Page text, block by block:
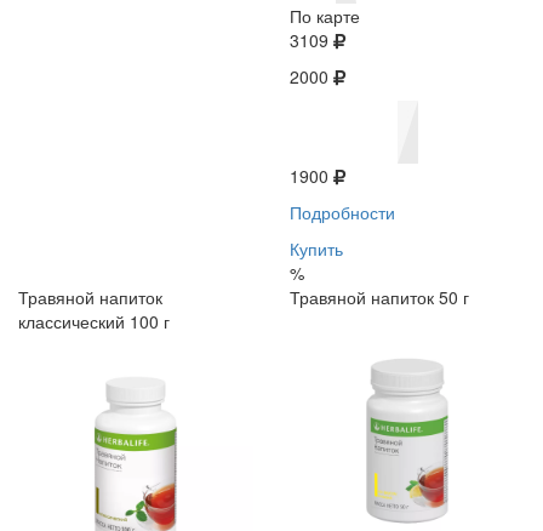
По карте
3109
2000
1900
Подробности
Купить
%
Травяной напиток
классический 100 г
Травяной напиток 50 г